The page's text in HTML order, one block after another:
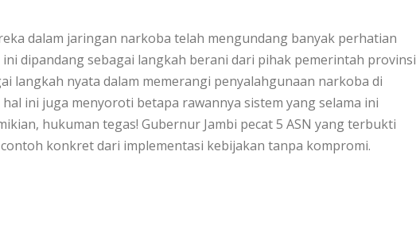
dalam jaringan narkoba telah mengundang banyak perhatian
dipandang sebagai langkah berani dari pihak pemerintah provinsi
langkah nyata dalam memerangi penyalahgunaan narkoba di
ini juga menyoroti betapa rawannya sistem yang selama ini
hukuman tegas! Gubernur Jambi pecat 5 ASN yang terbukti
konkret dari implementasi kebijakan tanpa kompromi.